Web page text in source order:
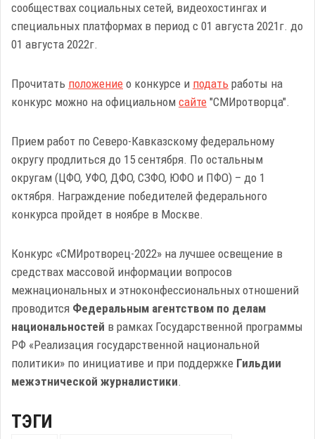
сообществах социальных сетей, видеохостингах и
специальных платформах в период с 01 августа 2021г. до
01 августа 2022г.
Прочитать положение о конкурсе и подать работы на
конкурс можно на официальном сайте "СМИротворца".
Прием работ по Северо-Кавказскому федеральному
округу продлиться до 15 сентября. По остальным
округам (ЦФО, УФО, ДФО, СЗФО, ЮФО и ПФО) – до 1
октября. Награждение победителей федерального
конкурса пройдет в ноябре в Москве.
Конкурс «СМИротворец-2022» на лучшее освещение в
средствах массовой информации вопросов
межнациональных и этноконфессиональных отношений
проводится Федеральным агентством по делам
национальностей в рамках Государственной программы
РФ «Реализация государственной национальной
политики» по инициативе и при поддержке Гильдии
межэтнической журналистики.
ТЭГИ